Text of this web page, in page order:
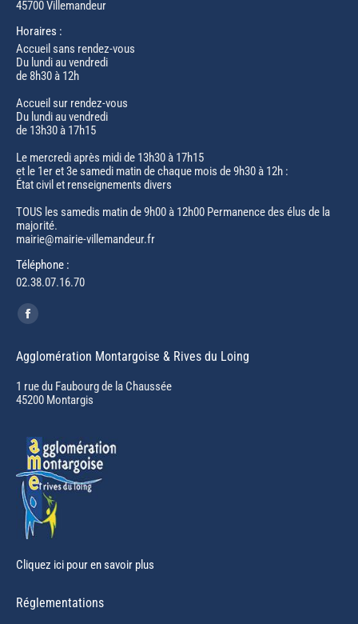
45700 Villemandeur
Horaires :
Accueil sans rendez-vous
Du lundi au vendredi
de 8h30 à 12h
Accueil sur rendez-vous
Du lundi au vendredi
de 13h30 à 17h15
Le mercredi après midi de 13h30 à 17h15
et le 1er et 3e samedi matin de chaque mois de 9h30 à 12h :
État civil et renseignements divers
TOUS les samedis matin de 9h00 à 12h00 Permanence des élus de la
majorité.
mairie@mairie-villemandeur.fr
Téléphone :
02.38.07.16.70
Trouvez nous sur :
Facebook
opens
in
new
Agglomération Montargoise & Rives du Loing
1 rue du Faubourg de la Chaussée
45200 Montargis
Cliquez ici pour en savoir plus
Réglementations